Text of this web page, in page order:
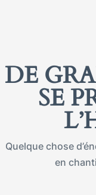
DE
SE
Quelque chose
en